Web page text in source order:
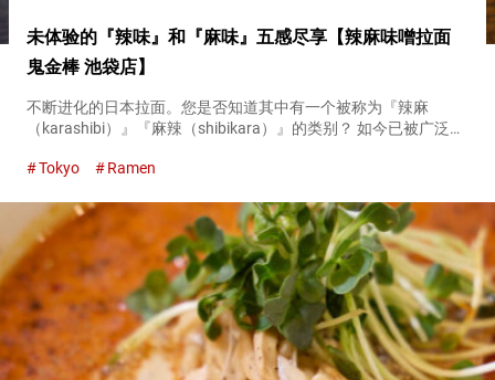
未体验的『辣味』和『麻味』五感尽享【辣麻味噌拉面
鬼金棒 池袋店】
不断进化的日本拉面。您是否知道其中有一个被称为『辣麻
（karashibi）』『麻辣（shibikara）』的类别？ 如今已被广泛接
Miso Ramen Kikanbo）』...
Tokyo Ramen